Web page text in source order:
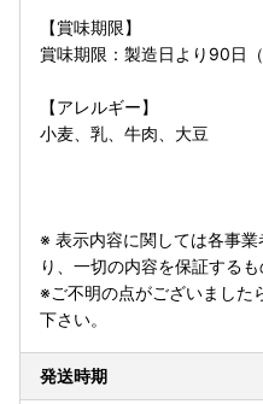
【賞味期限】
賞味期限：製造日より90日
【アレルギー】
小麦、乳、牛肉、大豆
※ 表示内容に関しては各事
り、一切の内容を保証するも
※ご不明の点がございました
下さい。
発送時期